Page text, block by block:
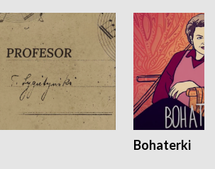
Bohaterki